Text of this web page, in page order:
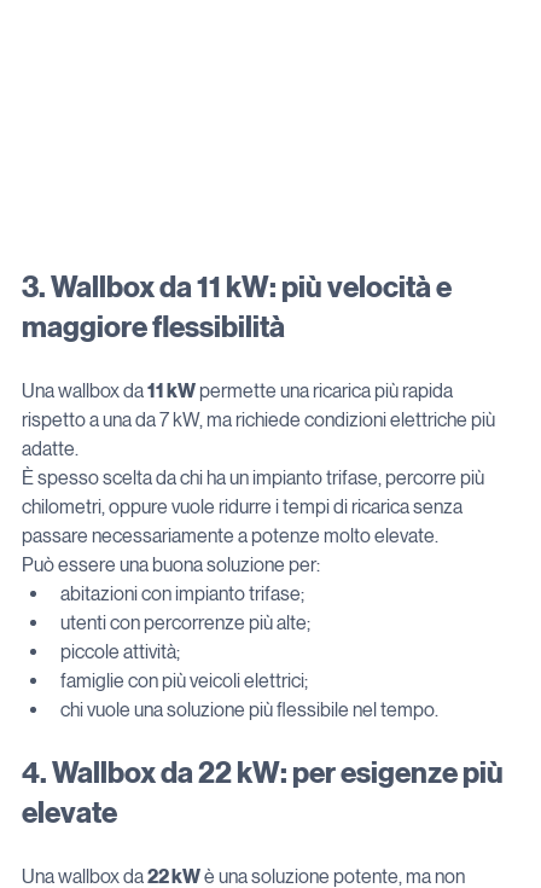
3. Wallbox da 11 kW: più velocità e
maggiore flessibilità
Una wallbox da 11 kW permette una ricarica più rapida
rispetto a una da 7 kW, ma richiede condizioni elettriche più
adatte.
È spesso scelta da chi ha un impianto trifase, percorre più
chilometri, oppure vuole ridurre i tempi di ricarica senza
passare necessariamente a potenze molto elevate.
Può essere una buona soluzione per:
abitazioni con impianto trifase;
utenti con percorrenze più alte;
piccole attività;
famiglie con più veicoli elettrici;
chi vuole una soluzione più flessibile nel tempo.
4. Wallbox da 22 kW: per esigenze più
elevate
Una wallbox da 22 kW è una soluzione potente, ma non